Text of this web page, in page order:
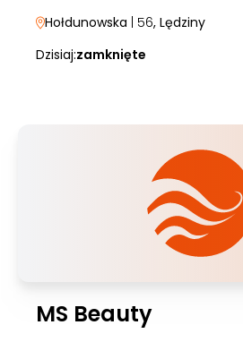
Hołdunowska | 56, Lędziny
Dzisiaj:zamknięte
MS Beauty